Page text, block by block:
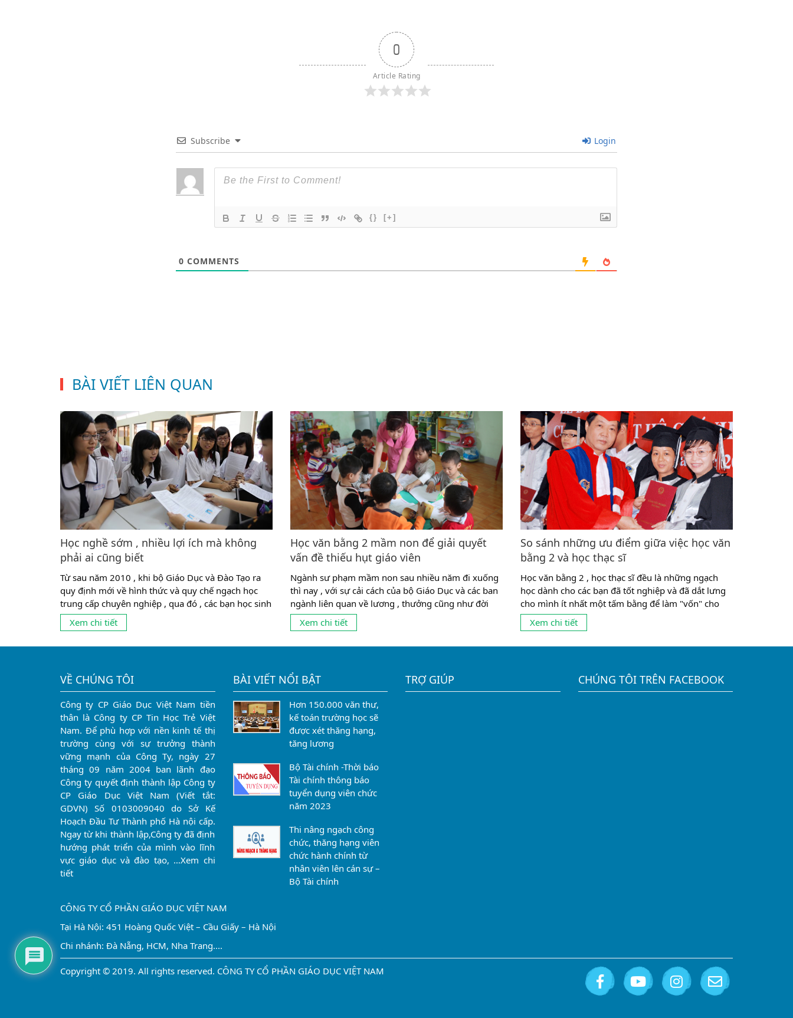
0
Article Rating
Subscribe Login
{} [+]
0 COMMENTS
BÀI VIẾT LIÊN QUAN
Học nghề sớm , nhiều lợi ích mà không
phải ai cũng biết
Từ sau năm 2010 , khi bộ Giáo Dục và Đào Tạo ra
quy định mới về hình thức và quy chế ngạch học
trung cấp chuyên nghiệp , qua đó , các bạn học sinh
có thể học thẳng lên trung cấp mà không cần phải
qua trung học phổ thông thì hệ trung cấp trở thành
Xem chi tiết
Học văn bằng 2 mầm non để giải quyết
vấn đề thiếu hụt giáo viên
Ngành sư phạm mầm non sau nhiều năm đi xuống
thì nay , với sự cải cách của bộ Giáo Dục và các ban
ngành liên quan về lương , thưởng cũng như đời
sống cho các giáo viên thì đang có dấu hiệu phát
triển mạnh trở lại . Tuy nhiên , tình trạng cung
Xem chi tiết
So sánh những ưu điểm giữa việc học văn
bằng 2 và học thạc sĩ
Học văn bằng 2 , học thạc sĩ đều là những ngạch
học dành cho các bạn đã tốt nghiệp và đã dắt lưng
cho mình ít nhất một tấm bằng để làm "vốn" cho
bước đường sự nghiệp tiếp theo của mình . 2 ngạch
học trên đều có những mặt mạnh và những ưu
Xem chi tiết
VỀ CHÚNG TÔI
Công ty CP Giáo Dục Việt Nam tiền
thân là Công ty CP Tin Học Trẻ Việt
Nam. Để phù hợp với nền kinh tế thị
trường cùng với sự trưởng thành
vững mạnh của Công Ty, ngày 27
tháng 09 năm 2004 ban lãnh đạo
Công ty quyết định thành lập Công ty
CP Giáo Dục Việt Nam (Viết tắt:
GDVN) Số 0103009040 do Sở Kế
Hoạch Đầu Tư Thành phố Hà nội cấp.
Ngay từ khi thành lập,Công ty đã định
hướng phát triển của mình vào lĩnh
vực giáo dục và đào tạo, …Xem chi
tiết
BÀI VIẾT NỔI BẬT
Hơn 150.000 văn thư,
kế toán trường học sẽ
được xét thăng hạng,
tăng lương
Bộ Tài chính -Thời báo
Tài chính thông báo
tuyển dụng viên chức
năm 2023
Thi nâng ngạch công
chức, thăng hạng viên
chức hành chính từ
nhân viên lên cán sự –
Bộ Tài chính
TRỢ GIÚP CHÚNG TÔI TRÊN FACEBOOK
CÔNG TY CỔ PHẦN GIÁO DỤC VIỆT NAM
Tại Hà Nội: 451 Hoàng Quốc Việt – Cầu Giấy – Hà Nội
Chi nhánh: Đà Nẵng, HCM, Nha Trang....
Copyright © 2019. All rights reserved. CÔNG TY CỔ PHẦN GIÁO DỤC VIỆT NAM